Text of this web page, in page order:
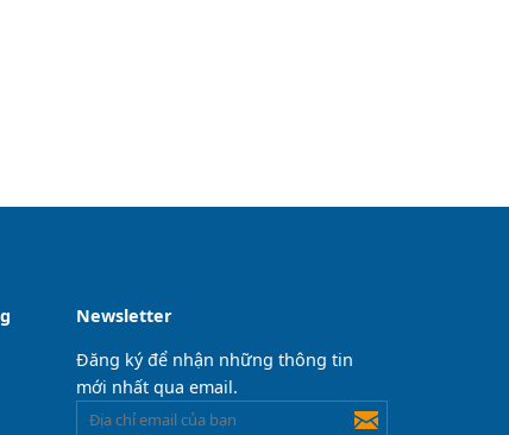
Newsletter
Đăng ký để nhận những thông tin
mới nhất qua email.